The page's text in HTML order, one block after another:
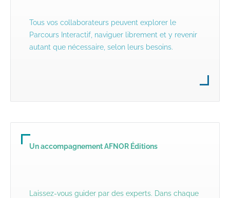
Tous vos collaborateurs peuvent explorer le
Parcours Interactif, naviguer librement et y revenir
autant que nécessaire, selon leurs besoins.
Un accompagnement AFNOR Éditions
Laissez-vous guider par des experts. Dans chaque